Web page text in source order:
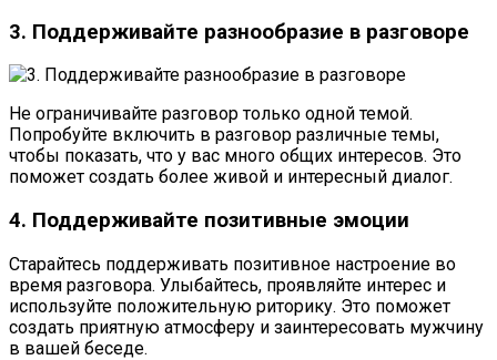
3. Поддерживайте разнообразие в разговоре
Не ограничивайте разговор только одной темой.
Попробуйте включить в разговор различные темы,
чтобы показать, что у вас много общих интересов. Это
поможет создать более живой и интересный диалог.
4. Поддерживайте позитивные эмоции
Старайтесь поддерживать позитивное настроение во
время разговора. Улыбайтесь, проявляйте интерес и
используйте положительную риторику. Это поможет
создать приятную атмосферу и заинтересовать мужчину
в вашей беседе.